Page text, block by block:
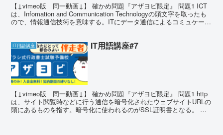
【↓vimeo版 同一動画↓】 確かめ問題『アザヨビ限定』 問題1 ICT
は、Infomation and Communication Technologyの頭文字を取ったも
ので、情報通信技術を意味する。ITにデータ通信によるコミュケーシ
IT用語講座 IT用語講座#7
【↓vimeo版 同一動画↓】 確かめ問題『アザヨビ限定』 問題1 http
は、サイト閲覧時などに行う通信を暗号化されたウェブサイトURLの
頭にあるものを指す。暗号化に使われるのがSSL証明書となる。 問